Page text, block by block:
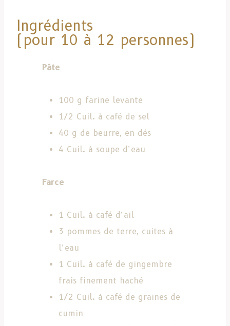
Ingrédients
(pour 10 à 12 personnes)
Pâte
100 g farine levante
1/2 Cuil. à café de sel
40 g de beurre, en dés
4 Cuil. à soupe d’eau
Farce
1 Cuil. à café d’ail
3 pommes de terre, cuites à
l’eau
1 Cuil. à café de gingembre
frais finement haché
1/2 Cuil. à café de graines de
cumin